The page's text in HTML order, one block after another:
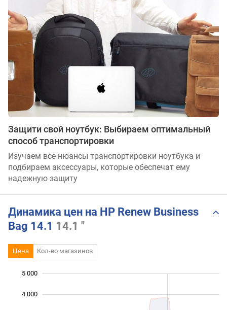
Защити свой ноутбук: Выбираем оптимальный
способ транспортировки
Изучаем все нюансы транспортировки ноутбука и
подбираем аксессуары, которые обеспечат ему
надежную защиту
Динамика цен на HP Renew Business
Bag 14.1 14.1 "
Цена Кол-во магазинов
4 000
5 000